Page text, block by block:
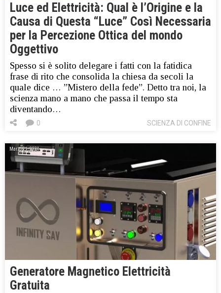
Luce ed Elettricità: Qual è l’Origine e la
Causa di Questa “Luce” Così Necessaria
per la Percezione Ottica del mondo
Oggettivo
Spesso si è solito delegare i fatti con la fatidica
frase di rito che consolida la chiesa da secoli la
quale dice … ”Mistero della fede”. Detto tra noi, la
scienza mano a mano che passa il tempo sta
diventando…
SCIENZA DI CONFINE
0
Marzo 21, 2021
Generatore Magnetico Elettricità
Gratuita